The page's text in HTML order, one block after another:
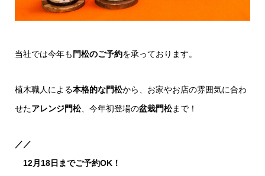
当社では今年も 門松のご予約を承っております。
植木職人による本格的な門松から、お家やお店の雰囲気に合わ
せたアレンジ門松、今年初登場の盆栽門松まで！
／／
12月18日までご予約OK！